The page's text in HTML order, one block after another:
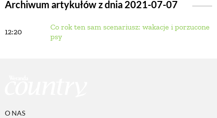
Archiwum artykułów z dnia 2021-07-07
12:20
Co rok ten sam scenariusz: wakacje i porzucone
psy
O NAS
BUDUJEMY DOM